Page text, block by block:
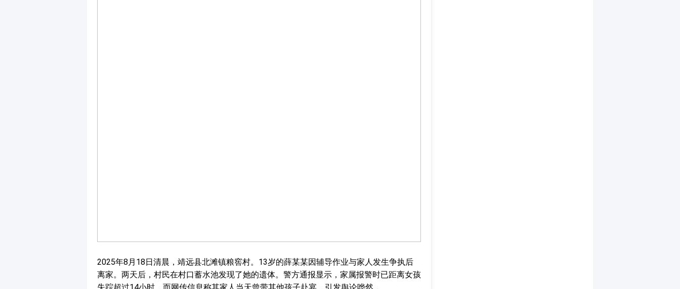
2025年8月18日清晨，靖远县北滩镇粮窖村。13岁的薛某某因辅导作业与家人发生争执后
离家。两天后，村民在村口蓄水池发现了她的遗体。警方通报显示，家属报警时已距离女孩